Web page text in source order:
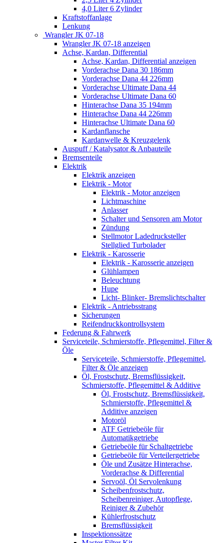
4,0 Liter 6 Zylinder
Kraftstoffanlage
Lenkung
Wrangler JK 07-18
Wrangler JK 07-18 anzeigen
Achse, Kardan, Differential
Achse, Kardan, Differential anzeigen
Vorderachse Dana 30 186mm
Vorderachse Dana 44 226mm
Vorderachse Ultimate Dana 44
Vorderachse Ultimate Dana 60
Hinterachse Dana 35 194mm
Hinterachse Dana 44 226mm
Hinterachse Ultimate Dana 60
Kardanflansche
Kardanwelle & Kreuzgelenk
Auspuff / Katalysator & Anbauteile
Bremsenteile
Elektrik
Elektrik anzeigen
Elektrik - Motor
Elektrik - Motor anzeigen
Lichtmaschine
Anlasser
Schalter und Sensoren am Motor
Zündung
Stellmotor Ladedrucksteller
Stellglied Turbolader
Elektrik - Karosserie
Elektrik - Karosserie anzeigen
Glühlampen
Beleuchtung
Hupe
Licht- Blinker- Bremslichtschalter
Elektrik - Antriebsstrang
Sicherungen
Reifendruckkontrollsystem
Federung & Fahrwerk
Serviceteile, Schmierstoffe, Pflegemittel, Filter &
Öle
Serviceteile, Schmierstoffe, Pflegemittel,
Filter & Öle anzeigen
Öl, Frostschutz, Bremsflüssigkeit,
Schmierstoffe, Pflegemittel & Additive
Öl, Frostschutz, Bremsflüssigkeit,
Schmierstoffe, Pflegemittel &
Additive anzeigen
Motoröl
ATF Getriebeöle für
Automatikgetriebe
Getriebeöle für Schaltgetriebe
Getriebeöle für Verteilergetriebe
Öle und Zusätze Hinterachse,
Vorderachse & Differential
Servoöl, Öl Servolenkung
Scheibenfrostschutz,
Scheibenreiniger, Autopflege,
Reiniger & Zubehör
Kühlerfrostschutz
Bremsflüssigkeit
Inspektionssätze